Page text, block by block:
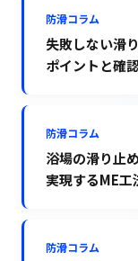
防滑コラム
失敗しない滑
ポイントと確
防滑コラム
浴場の滑り止
実現するME工
防滑コラム